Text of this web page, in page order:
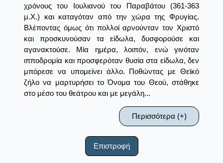
χρόνους του Ιουλιανού του Παραβάτου (361-363
μ.Χ.) και καταγόταν από την χώρα της Φρυγίας.
Βλέποντας όμως ότι πολλοί αρνούνταν τον Χριστό
και προσκυνούσαν τα είδωλα, δυσφορούσε και
αγανακτούσε. Μία ημέρα, λοιπόν, ενώ γινόταν
ιπποδρομία και προσφερόταν θυσία στα είδωλα, δεν
μπόρεσε να υπομείνει άλλο. Ποθώντας με Θεϊκό
ζήλο να μαρτυρήσει το Όνομα του Θεού, στάθηκε
στο μέσο του θεάτρου και με μεγάλη...
Περισσότερα (+)
Επιστροφή